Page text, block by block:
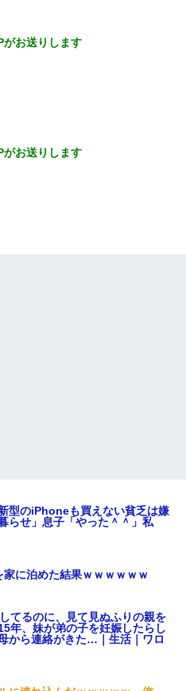
がお送りします
がお送りします
型のiPhoneも買えない貧乏は嫌
らせ」息子「やった＾＾」私
に泊めた結果ｗｗｗｗｗｗ
てるのに、見て見ぬふりの親を
年、妹が弟の子を妊娠したらし
から連絡がきた…｜生活｜ワロ